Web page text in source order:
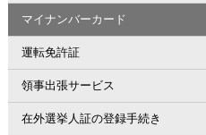
マイナンバーカード
運転免許証
領事出張サービス
在外選挙人証の登録手続き